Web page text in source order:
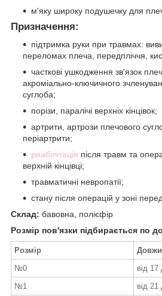
м'яку широку подушечку для
Призначення:
підтримка руки при травмах:
переломах плеча, передпліччя,
часткові ушкодження зв'язок
акроміально-ключичного
суглоба;
порізи, паралічі верхніх кінцівок;
артрити, артрози плечового
періартрити;
реабілітація після травм та
верхній кінцівці;
травматичні невропатії;
стану після операцій у зоні
Склад: бавовна, полієфір
Розмір пов'язки підбирається по
Розмір
№0
від
№1
від